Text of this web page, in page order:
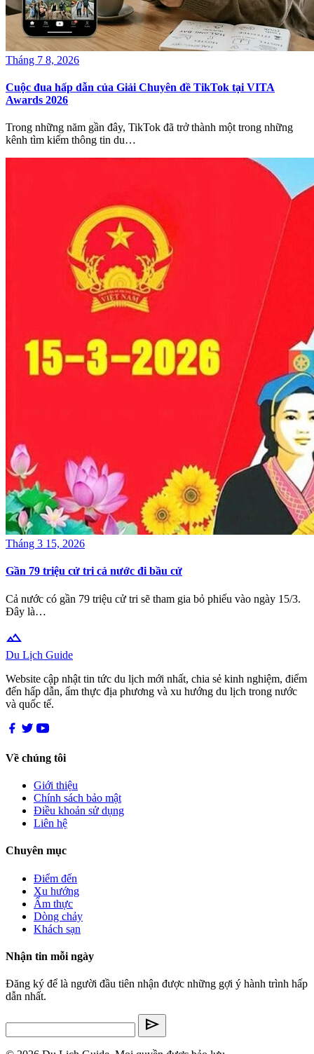
Tháng 7 8, 2026
Cuộc đua hấp dẫn của Giải Chuyên đề TikTok tại VITA
Awards 2026
Trong những năm gần đây, TikTok đã trở thành một trong những
kênh tìm kiếm thông tin du…
Tháng 3 15, 2026
Gần 79 triệu cử tri cả nước đi bầu cử
Cả nước có gần 79 triệu cử tri sẽ tham gia bỏ phiếu vào ngày 15/3.
Đây là…
terrain
Du Lịch Guide
Website cập nhật tin tức du lịch mới nhất, chia sẻ kinh nghiệm, điểm
đến hấp dẫn, ẩm thực địa phương và xu hướng du lịch trong nước
và quốc tế.
Về chúng tôi
Giới thiệu
Chính sách bảo mật
Điều khoản sử dụng
Liên hệ
Chuyên mục
Điểm đến
Xu hướng
Ẩm thực
Dòng chảy
Khách sạn
Nhận tin mỗi ngày
Đăng ký để là người đầu tiên nhận được những gợi ý hành trình hấp
dẫn nhất.
send